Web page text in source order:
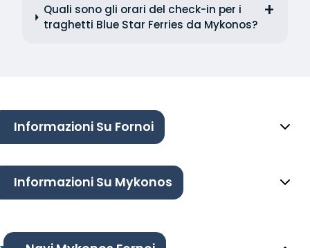
Quali sono gli orari del check-in per i
traghetti Blue Star Ferries da Mykonos?
Informazioni Su Fornoi
Informazioni Su Mykonos